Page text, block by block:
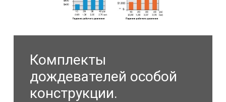
Комплекты
дождевателей особой
конструкции.